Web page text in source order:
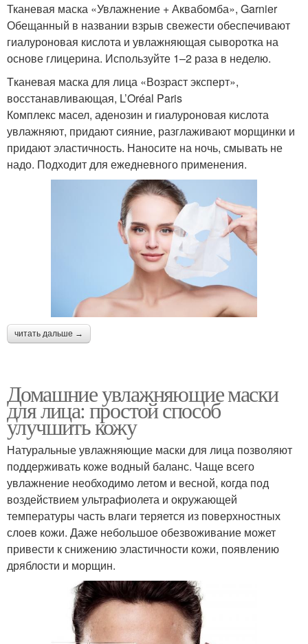
Тканевая маска «Увлажнение + Аквабомба», Garnier
Обещанный в названии взрыв свежести обеспечивают
гиалуроновая кислота и увлажняющая сыворотка на
основе глицерина. Используйте 1–2 раза в неделю.
Tканевая маска для лица «Возраст эксперт»,
восстанавливающая, L’Oréal Paris
Комплекс масел, аденозин и гиалуроновая кислота
увлажняют, придают сияние, разглаживают морщинки и
придают эластичность. Наносите на ночь, смывать не
надо. Подходит для ежедневного применения.
читать дальше →
Домашние увлажняющие маски
для лица: простой способ
улучшить кожу
Натуральные увлажняющие маски для лица позволяют
поддерживать коже водный баланс. Чаще всего
увлажнение необходимо летом и весной, когда под
воздействием ультрафиолета и окружающей
температуры часть влаги теряется из поверхностных
слоев кожи. Даже небольшое обезвоживание может
привести к снижению эластичности кожи, появлению
дряблости и морщин.